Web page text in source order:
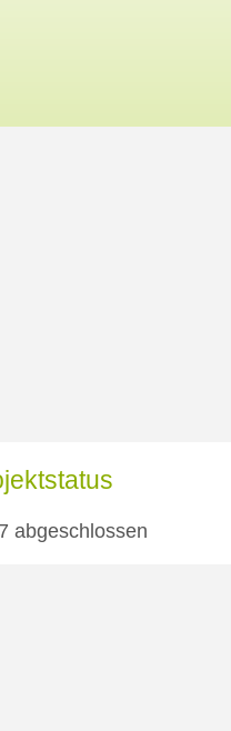
abgeschlossen